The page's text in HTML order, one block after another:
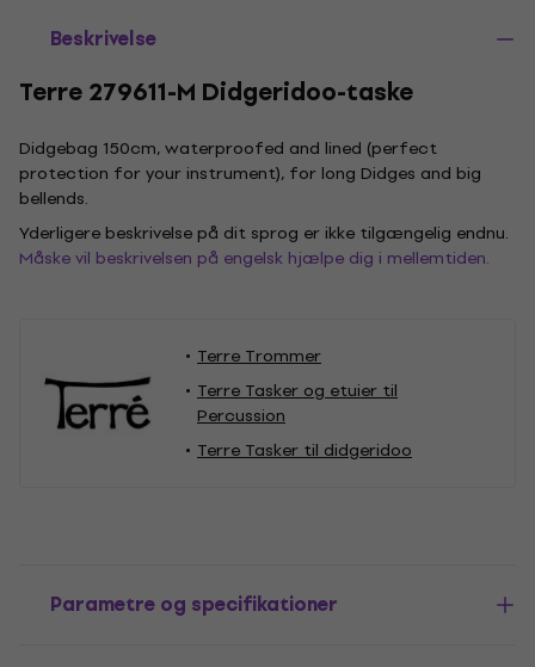
Beskrivelse
Terre 279611-M Didgeridoo-taske
Didgebag 150cm, waterproofed and lined (perfect
protection for your instrument), for long Didges and big
bellends.
Yderligere beskrivelse på dit sprog er ikke tilgængelig endnu.
Måske vil beskrivelsen på engelsk hjælpe dig i mellemtiden.
Terre Trommer
Terre Tasker og etuier til
Percussion
Terre Tasker til didgeridoo
Parametre og specifikationer